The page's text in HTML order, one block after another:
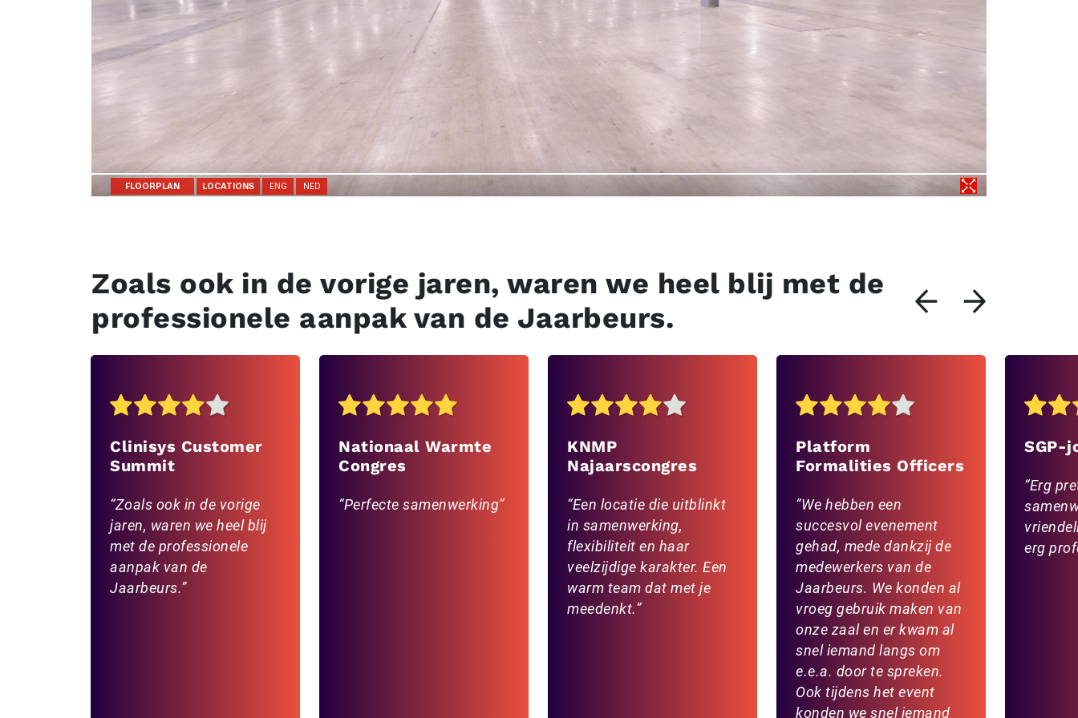
Zoals ook in de vorige jaren, waren we heel blij met de
professionele aanpak van de Jaarbeurs.
Clinisys Customer
Summit
Zoals ook in de vorige
jaren, waren we heel blij
met de professionele
aanpak van de
Jaarbeurs.
Nationaal Warmte
Congres
Perfecte samenwerking
KNMP
Najaarscongres
Een locatie die uitblinkt
in samenwerking,
flexibiliteit en haar
veelzijdige karakter. Een
warm team dat met je
meedenkt.
Platform
Formalities Officers
We hebben een
succesvol evenement
gehad, mede dankzij de
medewerkers van de
Jaarbeurs. We konden al
vroeg gebruik maken van
onze zaal en er kwam al
snel iemand langs om
e.e.a. door te spreken.
Ook tijdens het event
konden we snel iemand
SGP-
Erg
erg